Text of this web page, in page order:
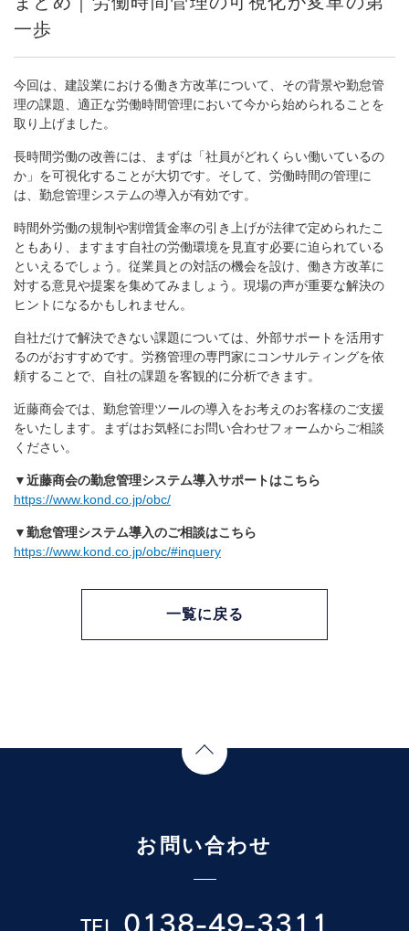
一歩
今回は、建設業における働き方改革について、その背景や勤怠管
理の課題、適正な労働時間管理において今から始められることを
取り上げました。
長時間労働の改善には、まずは「社員がどれくらい働いているの
か」を可視化することが大切です。そして、労働時間の管理に
は、勤怠管理システムの導入が有効です。
時間外労働の規制や割増賃金率の引き上げが法律で定められたこ
ともあり、ますます自社の労働環境を見直す必要に迫られている
といえるでしょう。従業員との対話の機会を設け、働き方改革に
対する意見や提案を集めてみましょう。現場の声が重要な解決の
ヒントになるかもしれません。
自社だけで解決できない課題については、外部サポートを活用す
るのがおすすめです。労務管理の専門家にコンサルティングを依
頼することで、自社の課題を客観的に分析できます。
近藤商会では、勤怠管理ツールの導入をお考えのお客様のご支援
をいたします。
まずはお気軽にお問い合わせフォームからご相談
ください。
▼近藤商会の勤怠管理システム導入サポートはこちら
https://www.kond.co.jp/obc/
▼勤怠管理システム導入のご相談はこちら
https://www.kond.co.jp/obc/#inquery
一覧に戻る
お問い合わせ
TEL.0138-49-3311